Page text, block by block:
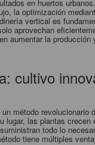
en huertos
la optimización
vertical es
aprovechan
aumentar la producción
cultivo
un método revolucionario
lugar, las plantas crecen
todo lo
tiene múltiples